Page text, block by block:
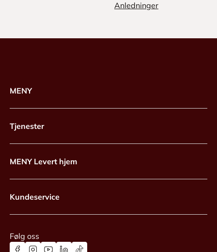
Anledninger
MENY
Tjenester
MENY Levert hjem
Kundeservice
Følg oss